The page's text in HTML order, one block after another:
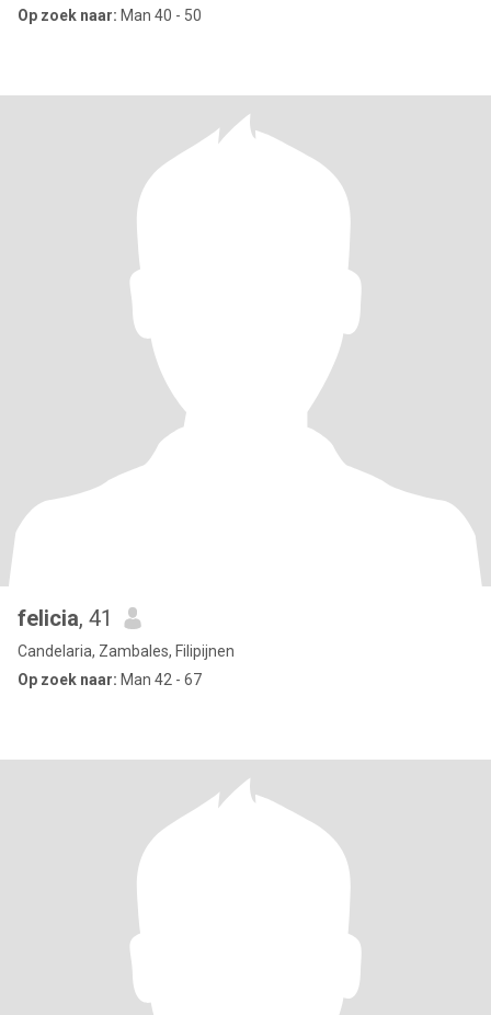
Op zoek naar: Man 40 - 50
felicia, 41
Candelaria, Zambales, Filipijnen
Op zoek naar: Man 42 - 67